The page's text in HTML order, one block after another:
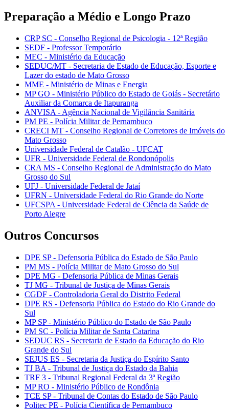
Preparação a Médio e Longo Prazo
CRP SC - Conselho Regional de Psicologia - 12ª Região
SEDF - Professor Temporário
MEC - Ministério da Educação
SEDUC/MT - Secretaria de Estado de Educação, Esporte e
Lazer do estado de Mato Grosso
MME - Ministério de Minas e Energia
MP GO - Ministério Público do Estado de Goiás - Secretário
Auxiliar da Comarca de Itapuranga
ANVISA - Agência Nacional de Vigilância Sanitária
PM PE - Polícia Militar de Pernambuco
CRECI MT - Conselho Regional de Corretores de Imóveis do
Mato Grosso
Universidade Federal de Catalão - UFCAT
UFR - Universidade Federal de Rondonópolis
CRA MS - Conselho Regional de Administração do Mato
Grosso do Sul
UFJ - Universidade Federal de Jataí
UFRN - Universidade Federal do Rio Grande do Norte
UFCSPA - Universidade Federal de Ciência da Saúde de
Porto Alegre
Outros Concursos
DPE SP - Defensoria Pública do Estado de São Paulo
PM MS - Polícia Militar de Mato Grosso do Sul
DPE MG - Defensoria Pública de Minas Gerais
TJ MG - Tribunal de Justiça de Minas Gerais
CGDF - Controladoria Geral do Distrito Federal
DPE RS - Defensoria Pública do Estado do Rio Grande do
Sul
MP SP - Ministério Público do Estado de São Paulo
PM SC - Polícia Militar de Santa Catarina
SEDUC RS - Secretaria de Estado da Educação do Rio
Grande do Sul
SEJUS ES - Secretaria da Justiça do Espírito Santo
TJ BA - Tribunal de Justiça do Estado da Bahia
TRF 3 - Tribunal Regional Federal da 3ª Região
MP RO - Ministério Público de Rondônia
TCE SP - Tribunal de Contas do Estado de São Paulo
Politec PE - Polícia Científica de Pernambuco